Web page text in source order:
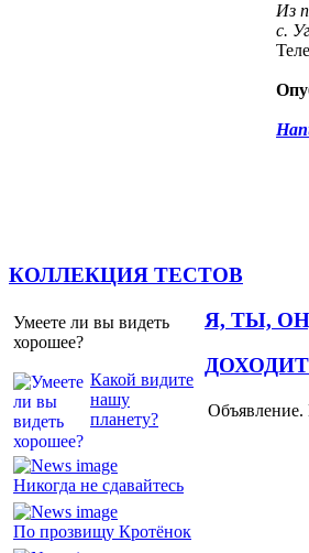
Из
с.
КОЛЛЕКЦИЯ ТЕСТОВ
Умеете ли вы видеть
хорошее?
Какой видите
нашу
планету?
Я, ТЫ,
Никогда не сдавайтесь
По прозвищу Кротёнок
Объявление.